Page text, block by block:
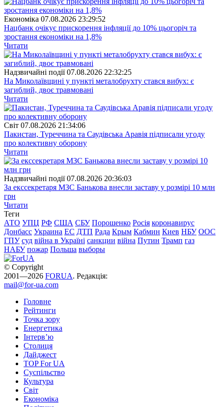
Економіка 07.08.2026 23:29:52
Нацбанк очікує прискорення інфляції до 10% цьогоріч та
зростання економіки на 1,8%
Читати
Надзвичайні події 07.08.2026 22:32:25
На Миколаївщині у пункті металобрухту стався вибух: є
загиблий, двоє травмовані
Читати
Свiт 07.08.2026 21:34:06
Пакистан, Туреччина та Саудівська Аравія підписали угоду
про колективну оборону
Читати
Надзвичайні події 07.08.2026 20:36:03
За екссекретаря МЗС Банькова внесли заставу у розмірі 10 млн
грн
Читати
Теги
АТО УПЦ РФ США СБУ Порошенко Росія коронавирус
Донбасс Украина ЕС ДТП Рада Крым Кабмин Киев НБУ ООС
ГПУ суд війна в Україні санкции війна Путин Трамп газ
НАБУ пожар Польша выборы
© Copyright
2001—2026 FORUA. Редакція:
mail@for-ua.com
Головне
Рейтинги
Точка зору
Енергетика
Інтерв’ю
Столиця
Дайджест
TOP For UA
Суспiльство
Культура
Світ
Економіка